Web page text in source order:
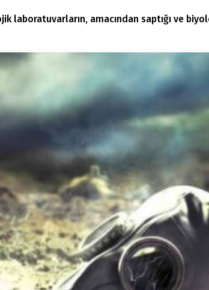
laboratuvarların, amacından saptığı ve